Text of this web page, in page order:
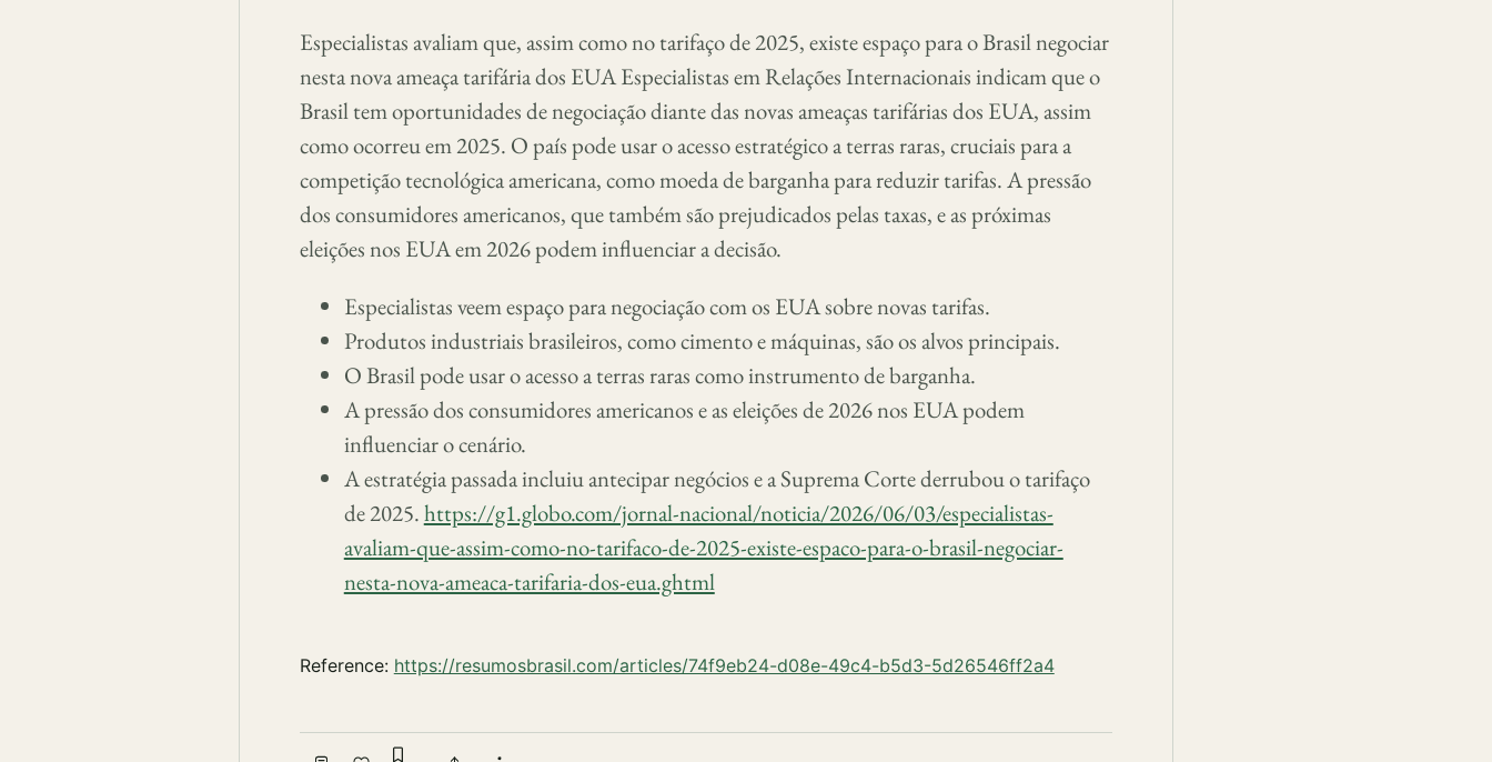
Especialistas avaliam que, assim como no tarifaço de 2025, existe espaço para o Brasil negociar
nesta nova ameaça tarifária dos EUA Especialistas em Relações Internacionais indicam que o
Brasil tem oportunidades de negociação diante das novas ameaças tarifárias dos EUA, assim
como ocorreu em 2025. O país pode usar o acesso estratégico a terras raras, cruciais para a
competição tecnológica americana, como moeda de barganha para reduzir tarifas. A pressão
dos consumidores americanos, que também são prejudicados pelas taxas, e as próximas
eleições nos EUA em 2026 podem influenciar a decisão.
Especialistas veem espaço para negociação com os EUA sobre novas tarifas.
Produtos industriais brasileiros, como cimento e máquinas, são os alvos principais.
O Brasil pode usar o acesso a terras raras como instrumento de barganha.
A pressão dos consumidores americanos e as eleições de 2026 nos EUA podem
influenciar o cenário.
A estratégia passada incluiu antecipar negócios e a Suprema Corte derrubou o tarifaço
de 2025.https://g1.globo.com/jornal-nacional/noticia/2026/06/03/especialistas-
avaliam-que-assim-como-no-tarifaco-de-2025-existe-espaco-para-o-brasil-negociar-
nesta-nova-ameaca-tarifaria-dos-eua.ghtml
Reference: https://resumosbrasil.com/articles/74f9eb24-d08e-49c4-b5d3-5d26546ff2a4
Sign in to bookmark